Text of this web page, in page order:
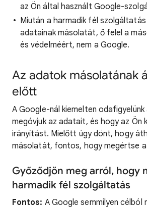
az Ön által használt Google-
Miután a harmadik fél szolgáltatás
adatainak másolatát, ő felel a
és védelméért, nem a Google.
Az adatok másolatának
előtt
A Google-nál kiemelten
megóvjuk az adatait, és hogy az Ön
irányítást. Mielőtt úgy dönt, hogy
másolatát, fontos, hogy megértse
Győződjön meg arról, hogy
harmadik fél szolgáltatás
Fontos: A Google semmilyen célból